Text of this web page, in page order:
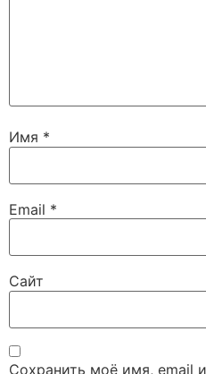
Имя *
Email *
Сайт
Сохранить моё имя, email